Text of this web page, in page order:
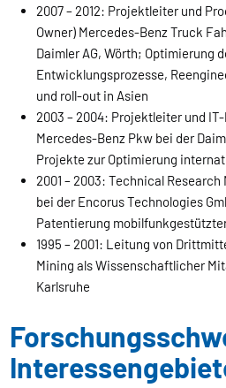
2007 – 2012: Projektleiter und
Owner) Mercedes-Benz Truck
Daimler AG, Wörth; Optimierung
Entwicklungsprozesse,
und roll-out in Asien
2003 – 2004: Projektleiter und
Mercedes-Benz Pkw bei der
Projekte zur Optimierung
2001 – 2003: Technical
bei der Encorus Technologies
Patentierung
1995 – 2001: Leitung von
Mining als Wissenschaftlicher
Karlsruhe